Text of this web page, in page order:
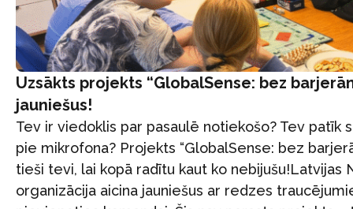
Uzsākts projekts “GlobalSense: bez
jauniešus!
Tev ir viedoklis par pasaulē notiekošo? Tev patīk
pie mikrofona? Projekts “GlobalSense: bez
tieši tevi, lai kopā radītu kaut ko nebijušu!Latvijas
organizācija aicina jauniešus ar redzes